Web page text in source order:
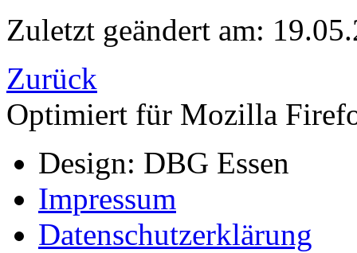
Zuletzt geändert am:
Zurück
Optimiert für Mozilla
Design: DBG Essen
Impressum
Datenschutzerklärung